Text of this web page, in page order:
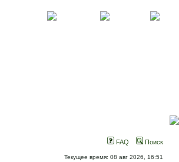
FAQ Поиск
Текущее время: 08 авг 2026, 16:51